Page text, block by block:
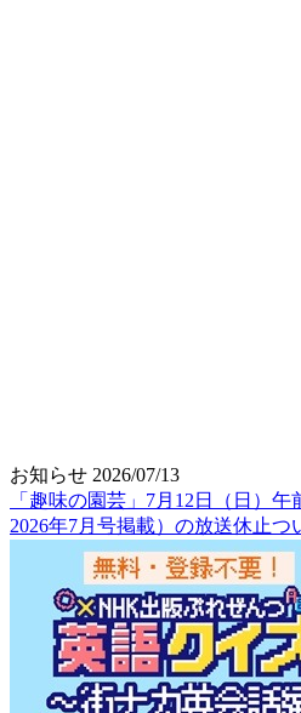
お知らせ 2026/07/13
「趣味の園芸」7月12日（日）
2026年7月号掲載）の放送休止つ